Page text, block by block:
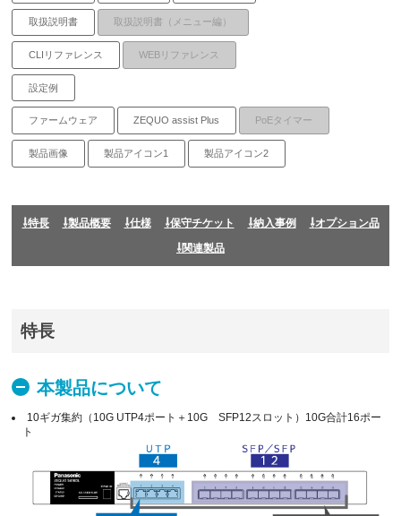
取扱説明書 取扱説明書（メニュー編）
CLIリファレンス WEBリファレンス
設定例
ファームウェア ZEQUO assist Plus PoEタイマー
製品画像 製品アイコン1 製品アイコン2
特長 製品概要 仕様 保守チケット 納入事例
オプション品
関連製品
特長
本製品について
10ギガ集約（10G UTP4ポート＋10G SFP12スロット）10G合計16ポー
ト